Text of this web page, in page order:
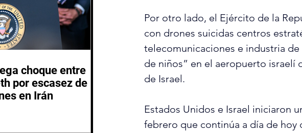
Por otro lado, el Ejército de la
con drones suicidas centros
telecomunicaciones e industria de
de niños” en el aeropuerto israelí
de Israel.
Estados Unidos e Israel iniciaron
febrero que continúa a día de hoy
choque entre
por escasez de
en Irán